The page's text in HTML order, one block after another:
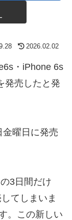
2026.02.02
・iPhone 6s
発売したと発
曜日に発売
3日間だけ
てしまいま
。この新しい